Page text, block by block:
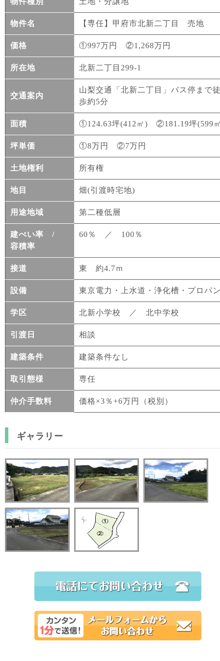
物件名 【専任】甲府市北新二丁目 売地
価格 ①997万円 ②1,268万円
所在地 北新二丁目299-1
交通案内
山梨交通「北新二丁目」バス停まで
歩約5分
面積 ①124.63坪(412㎡) ②181.19坪(599
坪単価 ①8万円 ②7万円
土地権利 所有権
地目 畑(引渡時宅地)
用途地域 第二種低層
建ぺい率 /
容積率
60％ ／ 100％
接道 東 約4.7ｍ
設備 東京電力・上水道・浄化槽・プロパ
学区 北新小学校 ／ 北中学校
引渡日 相談
建築条件 建築条件なし
取引態様 専任
仲介手数料 価格×3％+6万円（税別）
ギャラリー